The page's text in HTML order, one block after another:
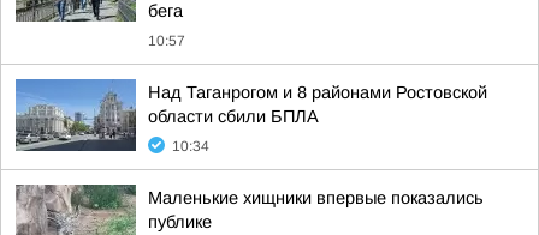
бега
10:57
Над Таганрогом и 8 районами Ростовской
области сбили БПЛА
10:34
Маленькие хищники впервые показались
публике